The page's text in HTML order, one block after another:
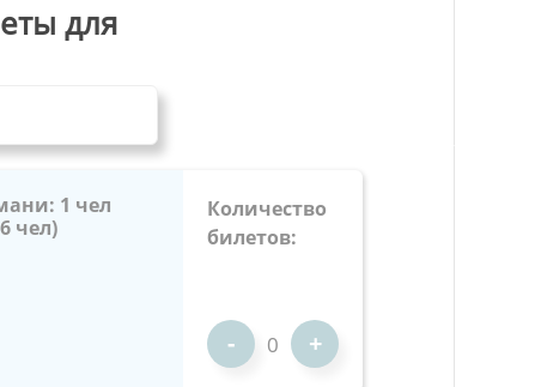
для
1 чел
чел)
Количество
билетов:
- +